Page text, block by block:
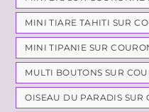
MINI TIARE TAHITI SUR
MINI TIPANIE SUR
MULTI BOUTONS SUR
OISEAU DU PARADIS SUR